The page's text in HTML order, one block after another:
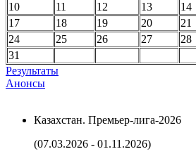
10
11 12 13 14
17
18 19 20 21
24
25 26 27 28
31
Результаты
Анонсы
Казахстан. Премьер-лига-2026
(07.03.2026 - 01.11.2026)